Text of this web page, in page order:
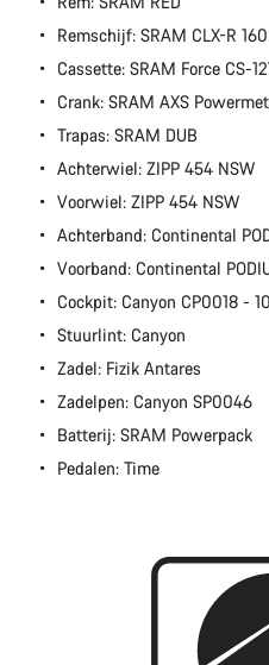
Remschijf: SRAM CLX-R
Cassette: SRAM Force CS-
Crank: SRAM AXS
Trapas: SRAM DUB
Achterwiel: ZIPP 454 NSW
Voorwiel: ZIPP 454 NSW
Achterband: Continental
Voorband: Continental
Cockpit: Canyon CP0018 -
Stuurlint: Canyon
Zadel: Fizik Antares
Zadelpen: Canyon SP0046
Batterij: SRAM Powerpack
Pedalen: Time
Heb je hulp nodig?
Onze deskundige
vragen.